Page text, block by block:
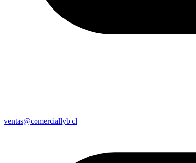
ventas@comerciallyb.cl